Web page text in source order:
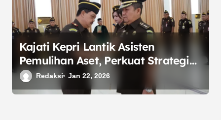
Kajati Kepri Lantik Asisten
Pemulihan Aset, Perkuat Strategi
Pengembalian Aset Negara
Redaksi Jan 22, 2026